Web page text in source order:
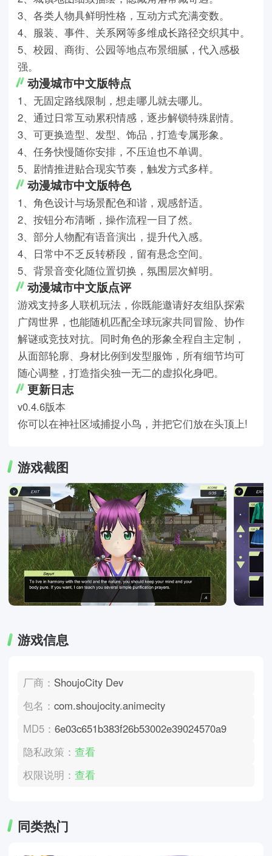
3、各类人物具鲜明性格，互动方式充满变数。
4、服装、事件、关系网等多维成长路径交织其中。
5、校园、商街、公园等地点布景细腻，代入感极
强。
动漫城市中文版特点
1、无固定路线限制，想走哪儿就去哪儿。
2、通过日常互动累积情感，逐步解锁特殊剧情。
3、可更换造型、发型、饰品，打造专属形象。
4、任务快慢随你安排，不压迫也不单调。
5、剧情推进贴合现实节奏，触发方式多样。
动漫城市中文版特色
1、角色设计与场景配色和谐，观感舒适。
2、按钮分布清晰，操作流程一目了然。
3、部分人物配有语音演出，提升代入感。
4、日常中不乏反转桥段，留有悬念空间。
5、背景音变化随位置切换，氛围层次鲜明。
动漫城市中文版点评
游戏支持多人联机玩法，你既能邀请好友组队探索
广阔世界，也能随机匹配全球玩家共同冒险、协作
解谜或竞技对抗。同时角色的形象全程自主定制，
从面部轮廓、身材比例到发型服饰，所有细节均可
随心调整，打造指尖独一无二的虚拟化身吧。
更新日志
v0.4.6版本
你可以在神社区域捕捉小鸟，并把它们放在头顶上!
游戏截图
游戏信息
厂商： ShoujoCity Dev
包名：com.shoujocity.animecity
MD5：6e03c651b383f26b53002e39024570a9
隐私政策：查看
权限说明：查看
同类热门